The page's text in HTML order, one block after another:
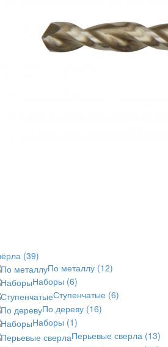
(39)
По металлу (12)
Наборы (6)
Ступенчатые (6)
По дереву (16)
Наборы (1)
Перьевые сверла (13)